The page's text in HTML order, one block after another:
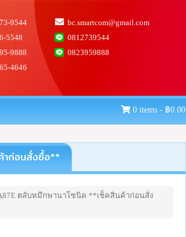
9544
bc.smartcom@gmail.com
5548
0812739544
9888
0823959888
4646
0 items - ฿0.00
าก่อนสั่งซื้อ**
ตลับหมึกพานาโซนิค **เช็คสินค้าก่อนสั่ง